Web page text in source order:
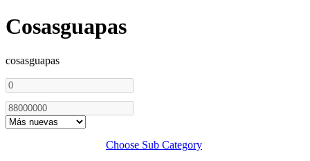
Cosasguapas
cosasguapas
Choose Sub Category